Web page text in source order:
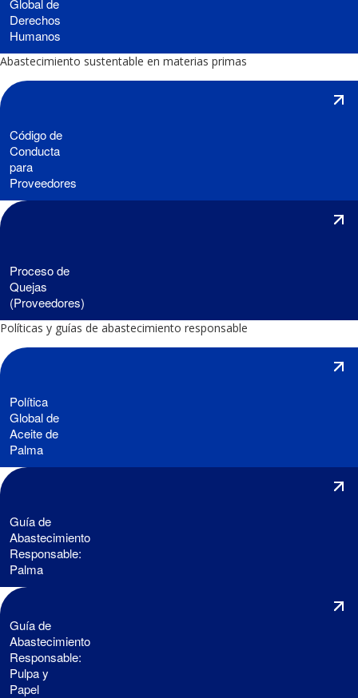
Global de
Derechos
Humanos
Abastecimiento sustentable en materias primas
Código de
Conducta
para
Proveedores
Proceso de
Quejas
(Proveedores)
Políticas y guías de abastecimiento responsable
Política
Global de
Aceite de
Palma
Guía de
Abastecimiento
Responsable:
Palma
Guía de
Abastecimiento
Responsable:
Pulpa y
Papel